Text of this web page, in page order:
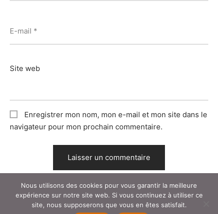
E-mail *
Site web
Enregistrer mon nom, mon e-mail et mon site dans le
navigateur pour mon prochain commentaire.
Nous utilisons des cookies pour vous garantir la meilleure
expérience sur notre site web. Si vous continuez à utiliser ce
site, nous supposerons que vous en êtes satisfait.